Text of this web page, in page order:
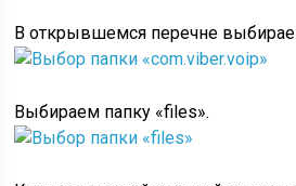
В открывшемся перечне
Выбираем папку «files».